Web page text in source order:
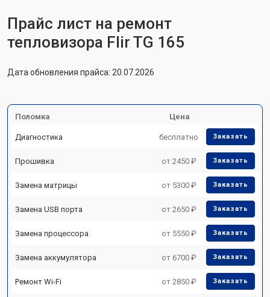
Прайс лист на ремонт
тепловизора Flir TG 165
Дата обновления прайса: 20.07.2026
Поломка Цена
Диагностика бесплатно Заказать
Прошивка от 2450 ₽ Заказать
Замена матрицы от 5300 ₽ Заказать
Замена USB порта от 2650 ₽ Заказать
Замена процессора от 5550 ₽ Заказать
Замена аккумулятора от 6700 ₽ Заказать
Ремонт Wi-Fi от 2850 ₽ Заказать